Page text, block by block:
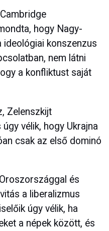
hogy Nagy-
ideológiai konszenzus
nem látni
a konfliktust saját
Zelenszkijt
vélik, hogy Ukrajna
csak az első dominó
és
a liberalizmus
úgy vélik, ha
a népek között, és